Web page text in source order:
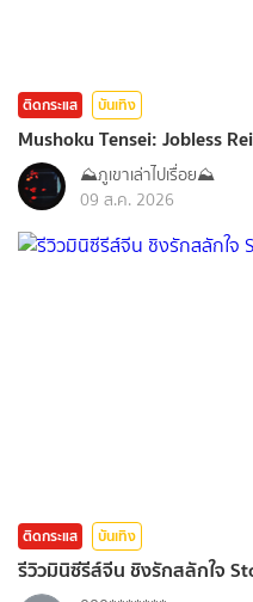
ติดกระแส บันเทิง
Mushoku Tensei: Jobless
⛰️ภูเขาเล่าไปเรื่อย⛰️
09 ส.ค. 2026
ติดกระแส บันเทิง
รีวิวมินิซีรีส์จีน ชิงรักสลักใจ